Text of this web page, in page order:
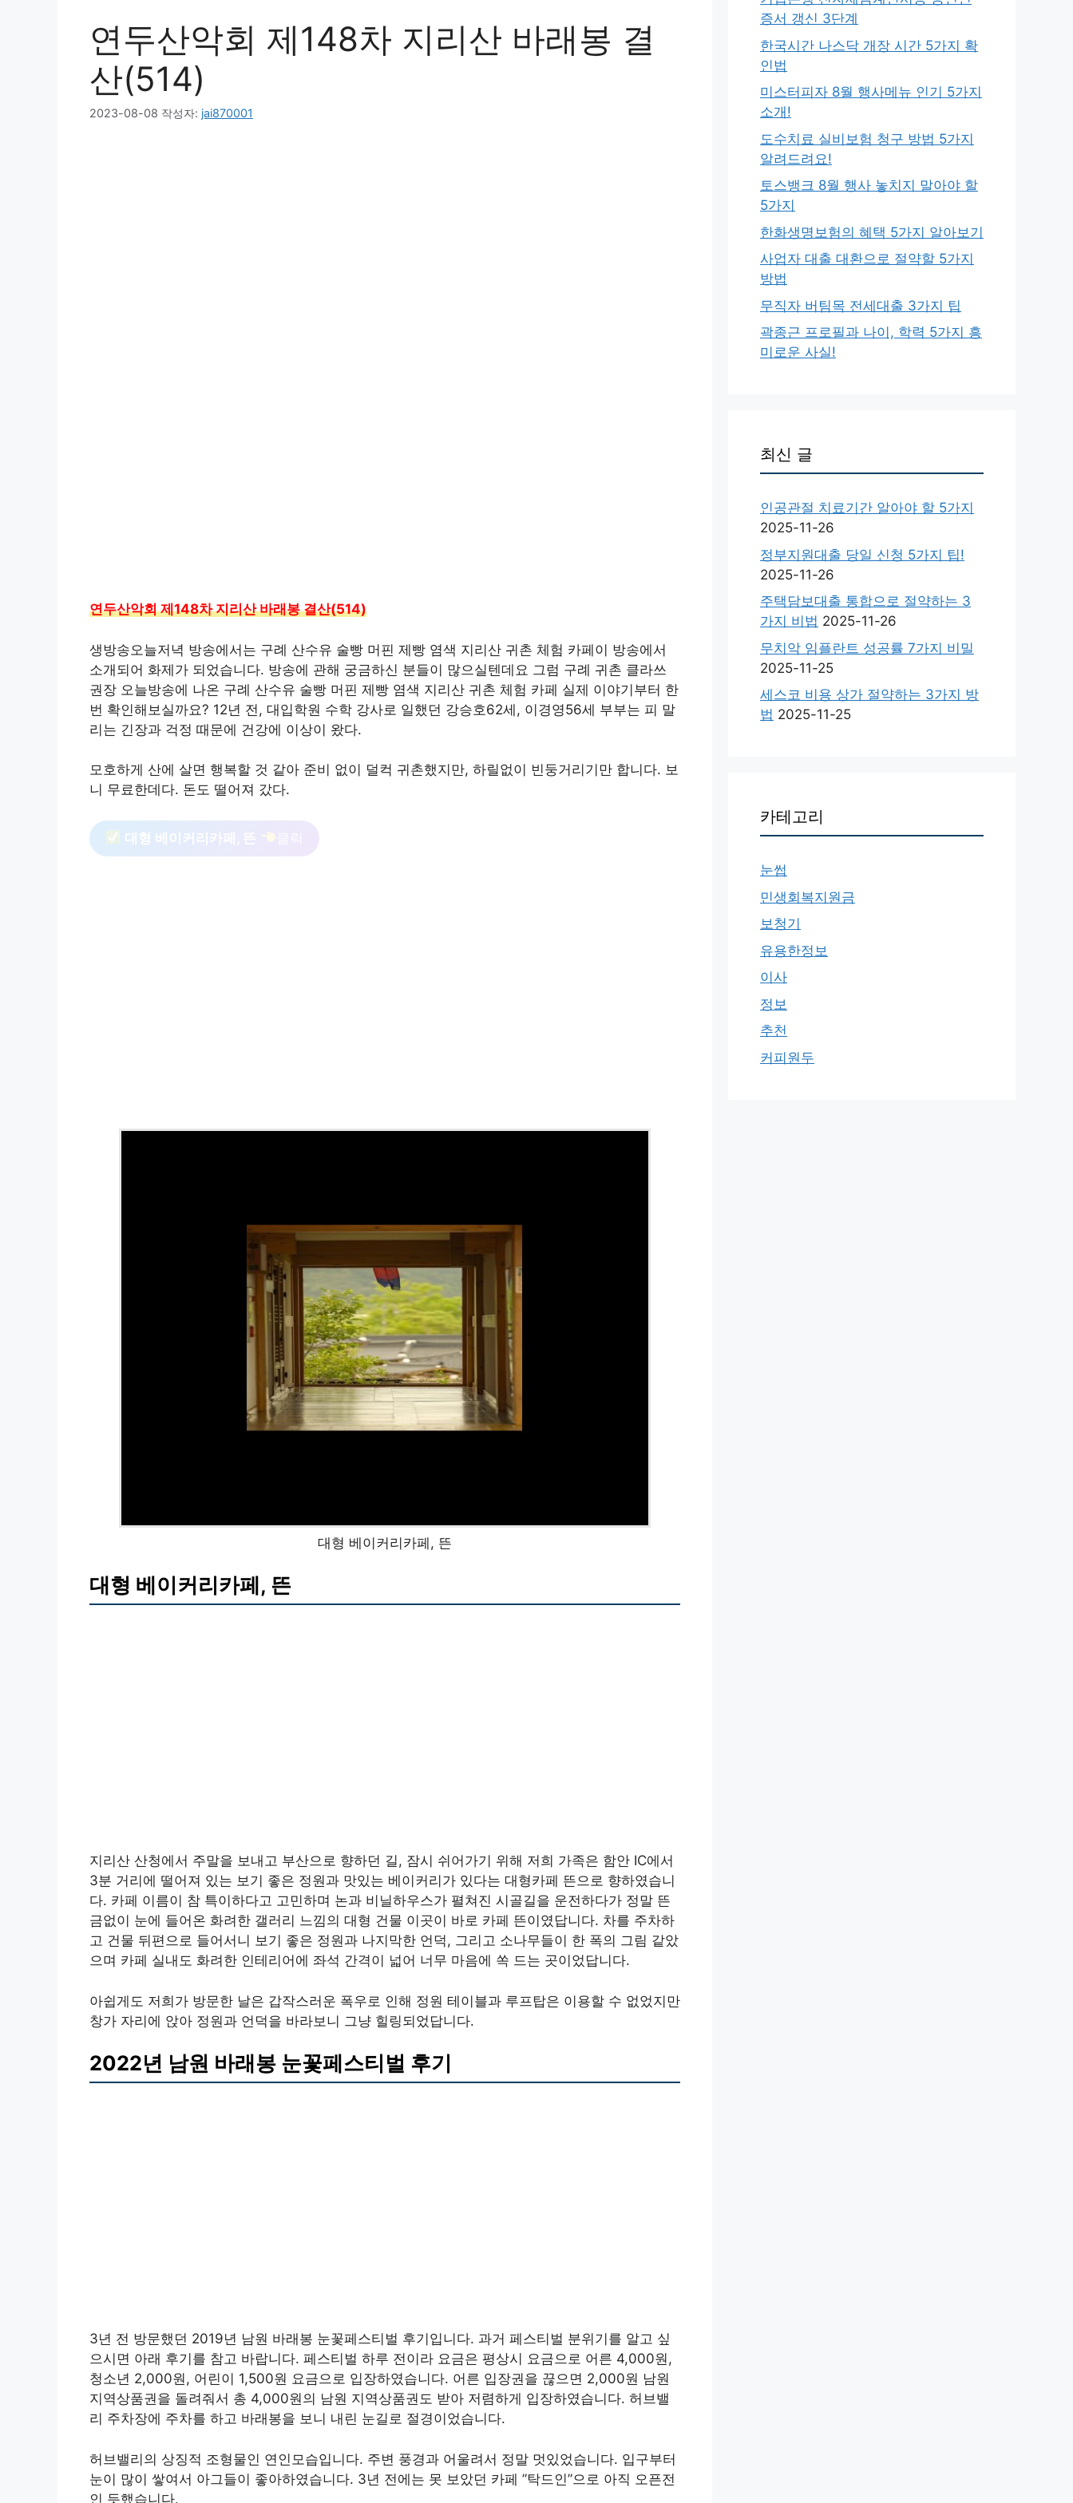
연두산악회 제148차 지리산 바래봉 결
산(514)
2023-08-08 작성자: jai870001
연두산악회 제148차 지리산 바래봉 결산(514)
생방송오늘저녁 방송에서는 구례 산수유 술빵 머핀 제빵 염색 지리산 귀촌 체험 카페이 방송에서
소개되어 화제가 되었습니다. 방송에 관해 궁금하신 분들이 많으실텐데요 그럼 구례 귀촌 클라쓰
권장 오늘방송에 나온 구례 산수유 술빵 머핀 제빵 염색 지리산 귀촌 체험 카페 실제 이야기부터 한
번 확인해보실까요? 12년 전, 대입학원 수학 강사로 일했던 강승호62세, 이경영56세 부부는 피 말
리는 긴장과 걱정 때문에 건강에 이상이 왔다.
모호하게 산에 살면 행복할 것 같아 준비 없이 덜컥 귀촌했지만, 하릴없이 빈둥거리기만 합니다. 보
니 무료한데다. 돈도 떨어져 갔다.
대형 베이커리카페, 뜬
대형 베이커리카페, 뜬
대형 베이커리카페, 뜬
지리산 산청에서 주말을 보내고 부산으로 향하던 길, 잠시 쉬어가기 위해 저희 가족은 함안 IC에서
3분 거리에 떨어져 있는 보기 좋은 정원과 맛있는 베이커리가 있다는 대형카페 뜬으로 향하였습니
다. 카페 이름이 참 특이하다고 고민하며 논과 비닐하우스가 펼쳐진 시골길을 운전하다가 정말 뜬
금없이 눈에 들어온 화려한 갤러리 느낌의 대형 건물 이곳이 바로 카페 뜬이였답니다. 차를 주차하
고 건물 뒤편으로 들어서니 보기 좋은 정원과 나지막한 언덕, 그리고 소나무들이 한 폭의 그림 같았
으며 카페 실내도 화려한 인테리어에 좌석 간격이 넓어 너무 마음에 쏙 드는 곳이었답니다.
아쉽게도 저희가 방문한 날은 갑작스러운 폭우로 인해 정원 테이블과 루프탑은 이용할 수 없었지만
창가 자리에 앉아 정원과 언덕을 바라보니 그냥 힐링되었답니다.
2022년 남원 바래봉 눈꽃페스티벌 후기
3년 전 방문했던 2019년 남원 바래봉 눈꽃페스티벌 후기입니다. 과거 페스티벌 분위기를 알고 싶
으시면 아래 후기를 참고 바랍니다. 페스티벌 하루 전이라 요금은 평상시 요금으로 어른 4,000원,
청소년 2,000원, 어린이 1,500원 요금으로 입장하였습니다. 어른 입장권을 끊으면 2,000원 남원
지역상품권을 돌려줘서 총 4,000원의 남원 지역상품권도 받아 저렴하게 입장하였습니다. 허브밸
리 주차장에 주차를 하고 바래봉을 보니 내린 눈길로 절경이었습니다.
허브밸리의 상징적 조형물인 연인모습입니다. 주변 풍경과 어울려서 정말 멋있었습니다. 입구부터
눈이 많이 쌓여서 아그들이 좋아하였습니다. 3년 전에는 못 보았던 카페 ”탁드인”으로 아직 오픈전
인 듯했습니다.
증서 갱신 3단계
한국시간 나스닥 개장 시간 5가지 확
인법
미스터피자 8월 행사메뉴 인기 5가지
소개!
도수치료 실비보험 청구 방법 5가지
알려드려요!
토스뱅크 8월 행사 놓치지 말아야 할
5가지
한화생명보험의 혜택 5가지 알아보기
사업자 대출 대환으로 절약할 5가지
방법
무직자 버팀목 전세대출 3가지 팁
곽종근 프로필과 나이, 학력 5가지 흥
미로운 사실!
최신 글
인공관절 치료기간 알아야 할 5가지
2025-11-26
정부지원대출 당일 신청 5가지 팁!
2025-11-26
주택담보대출 통합으로 절약하는 3
가지 비법 2025-11-26
무치악 임플란트 성공률 7가지 비밀
2025-11-25
세스코 비용 상가 절약하는 3가지 방
법 2025-11-25
카테고리
눈썹
민생회복지원금
보청기
유용한정보
이사
정보
추천
커피원두